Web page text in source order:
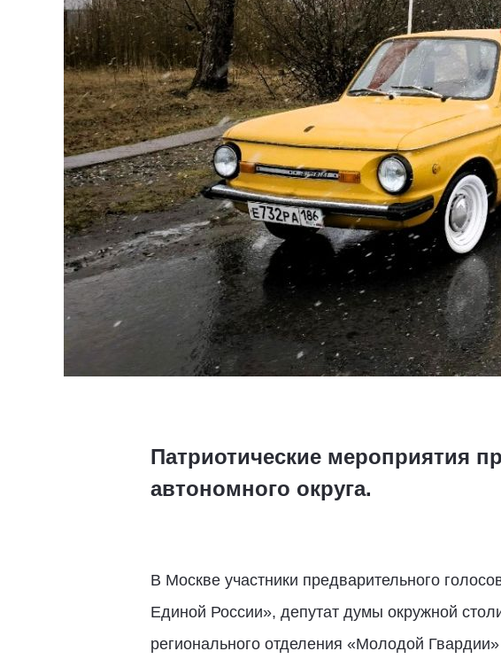
Патриотические мероприятия
автономного округа.
В Москве участники предварительного
Единой России», депутат думы окружной
регионального отделения «Молодой